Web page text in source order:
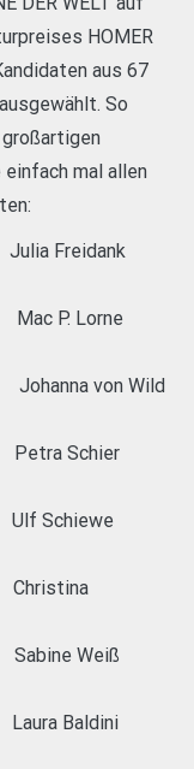
HOMER
aus 67
So
einfach mal allen
Freidank
P. Lorne
von Wild
Schier
Weiß
Baldini